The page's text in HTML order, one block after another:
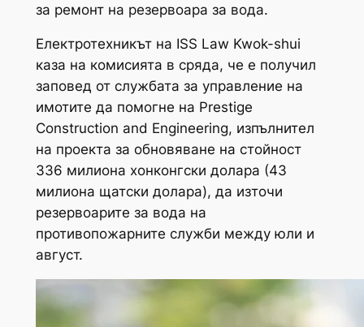
за ремонт на резервоара за вода.
Електротехникът на ISS Law Kwok-shui
каза на комисията в сряда, че е получил
заповед от службата за управление на
имотите да помогне на Prestige
Construction and Engineering, изпълнител
на проекта за обновяване на стойност
336 милиона хонконгски долара (43
милиона щатски долара), да източи
резервоарите за вода на
противопожарните служби между юли и
август.